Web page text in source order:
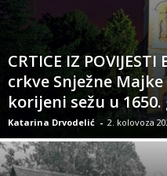
CRTICE IZ
crkve Snježne
korijeni sežu u
Katarina Drvodelić - 2. kolovoza